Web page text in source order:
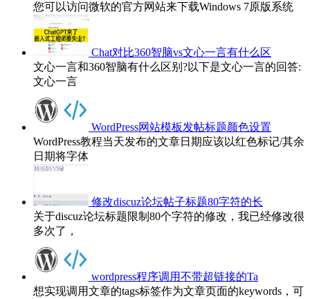
您可以访问微软的官方网站来下载Windows 7原版系统
Chat对比360智脑vs文心一言有什么区
文心一言和360智脑有什么区别?以下是文心一言的回答:
文心一言
WordPress网站模板发帖标题颜色设置
WordPress教程当天发布的文章日期应该以红色标记/其余
日期将字体
修改discuz论坛帖子标题80字符的长
关于discuz论坛标题限制80个字符的修改，我已经修改很
多次了，
wordpress程序调用不带超链接的Ta
想实现调用文章的tags标签作为文章页面的keywords，可